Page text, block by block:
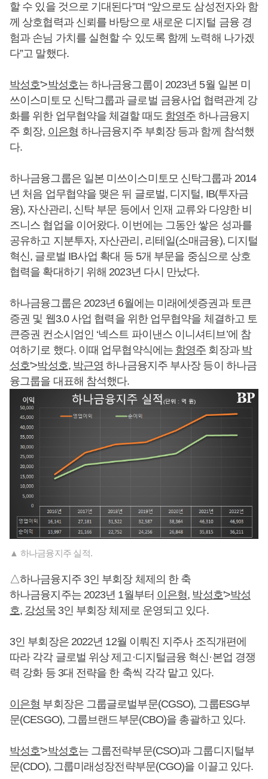
할 수 있을 것으로 기대된다”며 “앞으로도 삼성전자와 함
께 상호협력과 신뢰를 바탕으로 새로운 디지털 금융 경
험과 손님 가치를 실현할 수 있도록 함께 노력해 나가겠
다”고 말했다.
박성호'>박성호는 하나금융그룹이 2023년 5월 일본 미
쓰이스미토모 신탁그룹과 글로벌 금융사업 협력관계 강
화를 위한 업무협약을 체결할 때도 함영주 하나금융지
주 회장, 이은형 하나금융지주 부회장 등과 함께 참석했
다.
하나금융그룹은 일본 미쓰이스미토모 신탁그룹과 2014
년 처음 업무협약을 맺은 뒤 글로벌, 디지털, IB(투자금
융), 자산관리, 신탁 부문 등에서 인재 교류와 다양한 비
즈니스 협업을 이어왔다. 이번에는 그동안 쌓은 성과를
공유하고 지분투자, 자산관리, 리테일(소매금융), 디지털
혁신, 글로벌 IB사업 확대 등 5개 부문을 중심으로 상호
협력을 확대하기 위해 2023년 다시 만났다.
하나금융그룹은 2023년 6월에는 미래에셋증권과 토큰
증권 및 웹3.0 사업 협력을 위한 업무협약을 체결하고 토
큰증권 컨소시엄인 ‘넥스트 파이낸스 이니셔티브’에 참
여하기로 했다. 이때 업무협약식에는 함영주 회장과 박
성호'>박성호, 박근영 하나금융지주 부사장 등이 하나금
융그룹을 대표해 참석했다.
▲ 하나금융지주 실적.
△하나금융지주 3인 부회장 체제의 한 축
하나금융지주는 2023년 1월부터 이은형, 박성호'>박성
호, 강성묵3인 부회장 체제로 운영되고 있다.
3인 부회장은 2022년 12월 이뤄진 지주사 조직개편에
따라 각각 글로벌 위상 제고·디지털금융 혁신·본업 경쟁
력 강화 등 3대 전략을 한 축씩 각각 맡고 있다.
이은형 부회장은 그룹글로벌부문(CGSO), 그룹ESG부
문(CESGO), 그룹브랜드부문(CBO)을 총괄하고 있다.
박성호'>박성호는 그룹전략부문(CSO)과 그룹디지털부
문(CDO), 그룹미래성장전략부문(CGO)을 이끌고 있다.